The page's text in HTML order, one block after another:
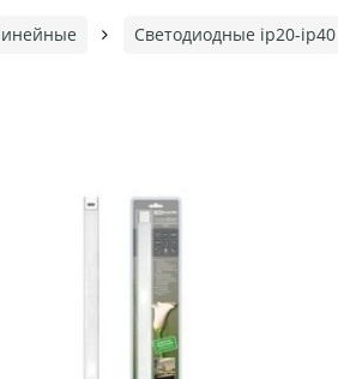
Светодиодные ip20-ip40